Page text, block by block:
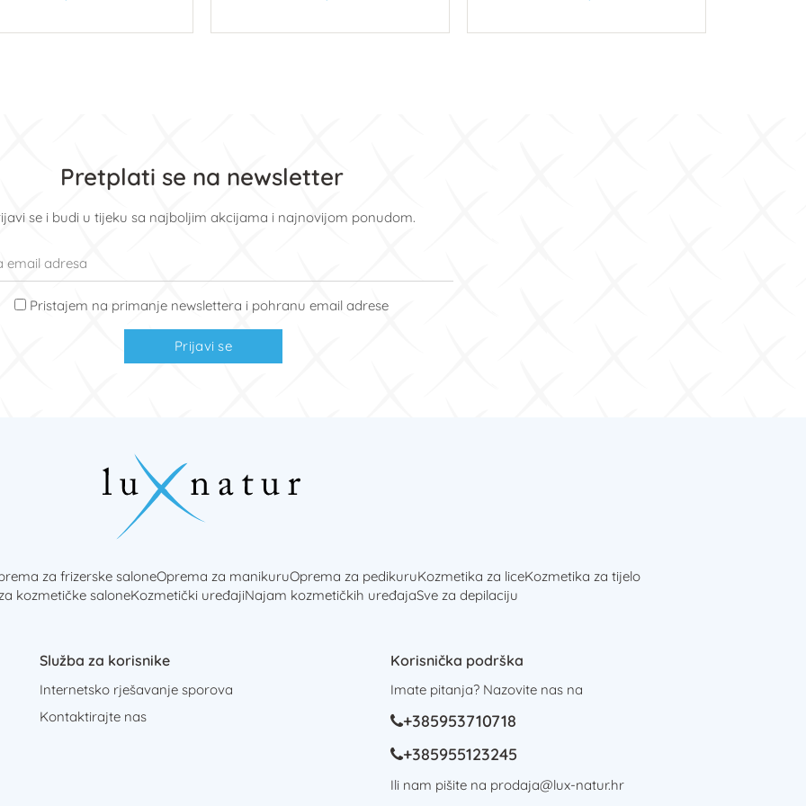
U košaricu U košaricu U košaricu
Pretplati se na newsletter
se i budi u tijeku sa najboljim akcijama i najnovijom ponudom.
Pristajem na primanje newslettera i pohranu email adrese
Prijavi se
za frizerske saloneOprema za manikuruOprema za pedikuruKozmetika za liceKozmetika za tijelo
kozmetičke saloneKozmetički uređajiNajam kozmetičkih uređajaSve za depilaciju
Služba za korisnike
Internetsko rješavanje sporova
Kontaktirajte nas
Korisnička podrška
Imate pitanja? Nazovite nas na
+385953710718
+385955123245
Ili nam pišite na prodaja@lux-natur.hr